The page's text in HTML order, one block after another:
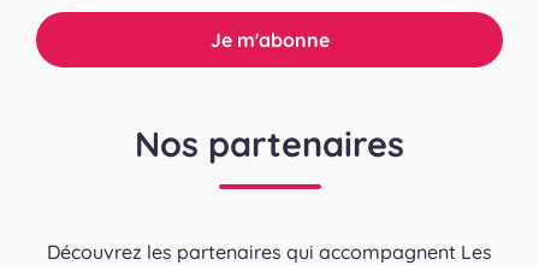
Nos partenaires
Découvrez les partenaires qui accompagnent Les